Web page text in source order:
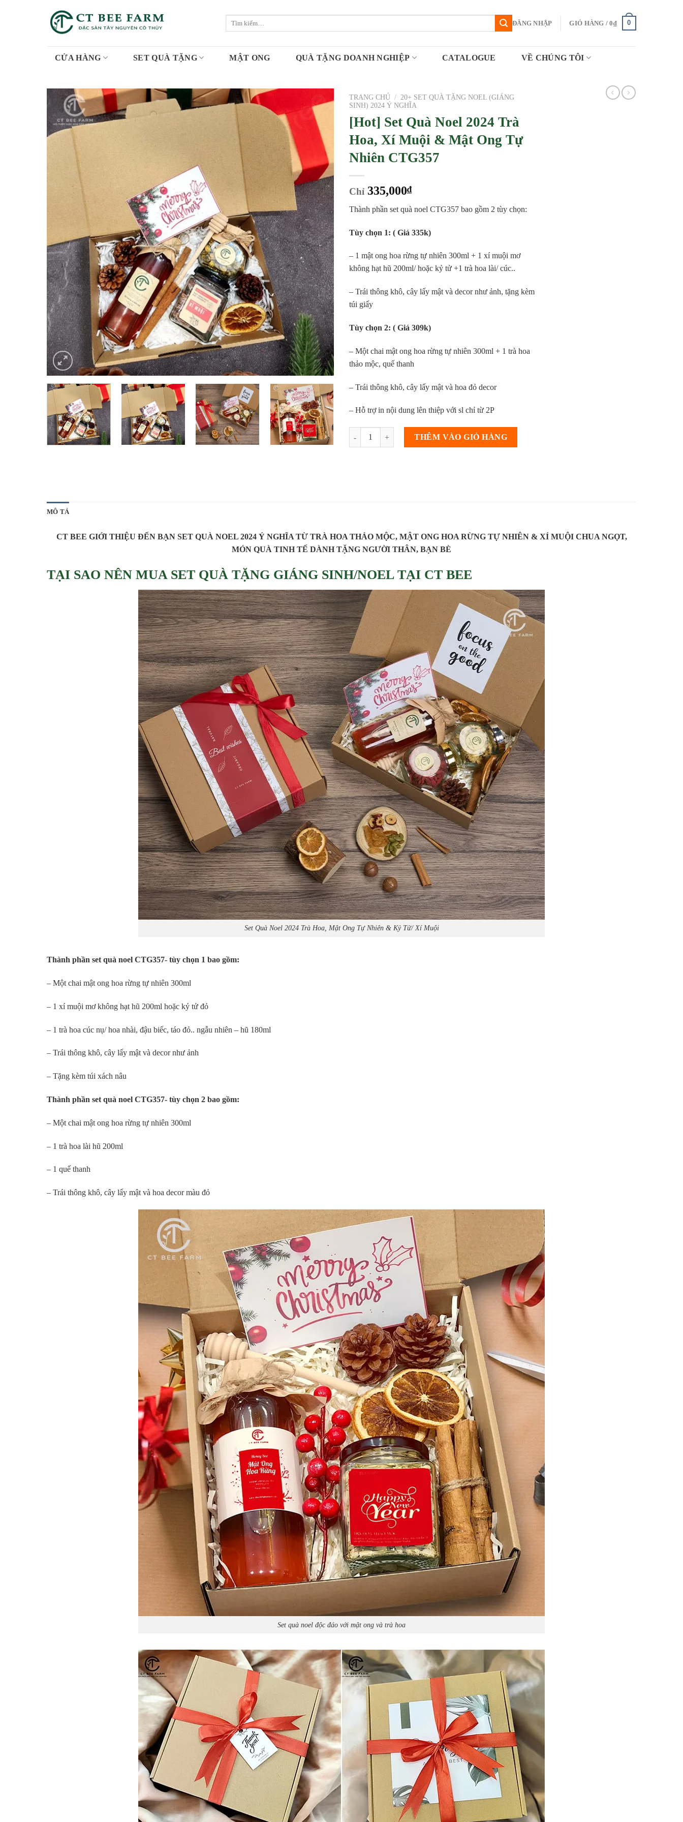
ĐĂNG NHẬP GIỎ HÀNG /0₫ 0
CỬA HÀNG SET QUÀ TẶNG MẬT ONG QUÀ TẶNG DOANH NGHIỆP CATALOGUE VỀ CHÚNG TÔI
TRANG CHỦ / 20+ SET QUÀ TẶNG NOEL (GIÁNG
SINH) 2024 Ý NGHĨA
[Hot] Set Quà Noel 2024 Trà
Hoa, Xí Muội & Mật Ong Tự
Nhiên CTG357
Chỉ 335,000₫
Thành phần set quà noel CTG357 bao gồm 2 tùy chọn:
Tùy chọn 1: ( Giá 335k)
– 1 mật ong hoa rừng tự nhiên 300ml + 1 xí muội mơ
không hạt hũ 200ml/ hoặc kỷ tử +1 trà hoa lài/ cúc..
– Trái thông khô, cây lấy mật và decor như ảnh, tặng kèm
túi giấy
Tùy chọn 2: ( Giá 309k)
– Một chai mật ong hoa rừng tự nhiên 300ml + 1 trà hoa
thảo mộc, quế thanh
– Trái thông khô, cây lấy mật và hoa đỏ decor
– Hỗ trợ in nội dung lên thiệp với sl chỉ từ 2P
[Hot] Set Quà Noel 2024 Trà Hoa, Xí Muội & Mật Ong Tự Nhiên CTG357 số lượng
THÊM VÀO GIỎ HÀNG
MÔ TẢ
CT BEE GIỚI THIỆU ĐẾN BẠN SET QUÀ NOEL 2024 Ý NGHĨA TỪ TRÀ HOA THẢO MỘC, MẬT ONG HOA RỪNG TỰ NHIÊN & XÍ MUỘI CHUA NGỌT,
MÓN QUÀ TINH TẾ DÀNH TẶNG NGƯỜI THÂN, BẠN BÈ
TẠI SAO NÊN MUA SET QUÀ TẶNG GIÁNG SINH/NOEL TẠI CT BEE
Set Quà Noel 2024 Trà Hoa, Mật Ong Tự Nhiên & Kỷ Tử/ Xí Muội
Thành phần set quà noel CTG357- tùy chọn 1 bao gồm:
– Một chai mật ong hoa rừng tự nhiên 300ml
– 1 xí muội mơ không hạt hũ 200ml hoặc kỷ tử đỏ
– 1 trà hoa cúc nụ/ hoa nhài, đậu biếc, táo đỏ.. ngẫu nhiên – hũ 180ml
– Trái thông khô, cây lấy mật và decor như ảnh
– Tặng kèm túi xách nâu
Thành phần set quà noel CTG357- tùy chọn 2 bao gồm:
– Một chai mật ong hoa rừng tự nhiên 300ml
– 1 trà hoa lài hũ 200ml
– 1 quế thanh
– Trái thông khô, cây lấy mật và hoa decor màu đỏ
Set quà noel độc đáo với mật ong và trà hoa